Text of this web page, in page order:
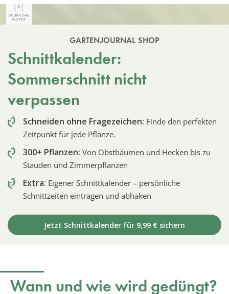
GARTENJOURNAL SHOP
Schnittkalender:
Sommerschnitt nicht
verpassen
Schneiden ohne Fragezeichen: Finde den perfekten
Zeitpunkt für jede Pflanze.
300+ Pflanzen: Von Obstbäumen und Hecken bis zu
Stauden und Zimmerpflanzen
Extra: Eigener Schnittkalender – persönliche
Schnittzeiten eintragen und abhaken
Jetzt Schnittkalender für 9,99 € sichern
Wann und wie wird gedüngt?